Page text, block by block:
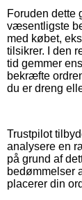
Foruden dette
væsentligste
med købet,
tilsikrer. I den
tid gemmer
bekræfte
du er dreng
Trustpilot
analysere en
på grund af
bedømmelser
placerer din